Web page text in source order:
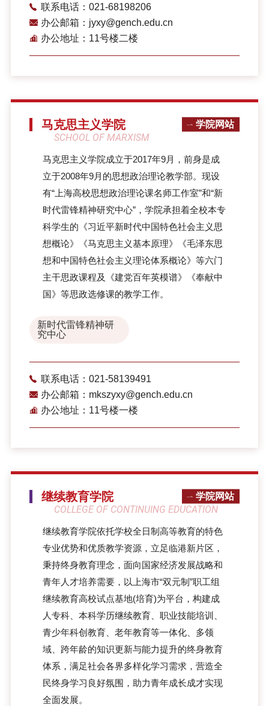
联系电话：021-68198206
办公邮箱：jyxy@gench.edu.cn
办公地址：11号楼二楼
马克思主义学院
SCHOOL OF MARXISM
学院网站
马克思主义学院成立于2017年9月，前身是成
立于2008年9月的思想政治理论教学部。现设
有“上海高校思想政治理论课名师工作室”和“新
时代雷锋精神研究中心”，学院承担着全校本专
科学生的《习近平新时代中国特色社会主义思
想概论》《马克思主义基本原理》《毛泽东思
想和中国特色社会主义理论体系概论》等六门
主干思政课程及《建党百年英模谱》《奉献中
国》等思政选修课的教学工作。
新时代雷锋精神研
究中心
联系电话：021-58139491
办公邮箱：mkszyxy@gench.edu.cn
办公地址：11号楼一楼
继续教育学院
COLLEGE OF CONTINUING EDUCATION
学院网站
继续教育学院依托学校全日制高等教育的特色
专业优势和优质教学资源，立足临港新片区，
秉持终身教育理念，面向国家经济发展战略和
青年人才培养需要，以上海市“双元制”职工组
继续教育高校试点基地(培育)为平台，构建成
人专科、本科学历继续教育、职业技能培训、
青少年科创教育、老年教育等一体化、多领
域、跨年龄的知识更新与能力提升的终身教育
体系，满足社会各界多样化学习需求，营造全
民终身学习良好氛围，助力青年成长成才实现
全面发展。